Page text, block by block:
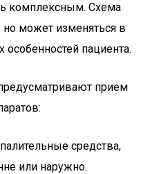
комплексным. Схема
но может изменяться в
пациента.
прием
средства,
или наружно.